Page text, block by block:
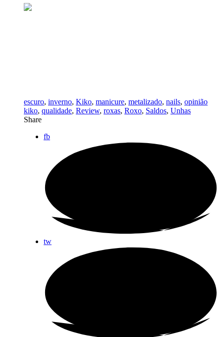
escuro, inverno, Kiko, manicure, metalizado, nails, opinião
kiko, qualidade, Review, roxas, Roxo, Saldos, Unhas
Share
fb
tw